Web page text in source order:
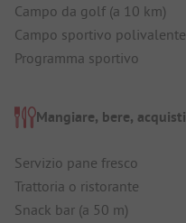
Campo da golf (a 10 km)
Campo sportivo polivalente
Programma sportivo
Mangiare, bere, acquisti
Servizio pane fresco
Trattoria o ristorante
Snack bar (a 50 m)